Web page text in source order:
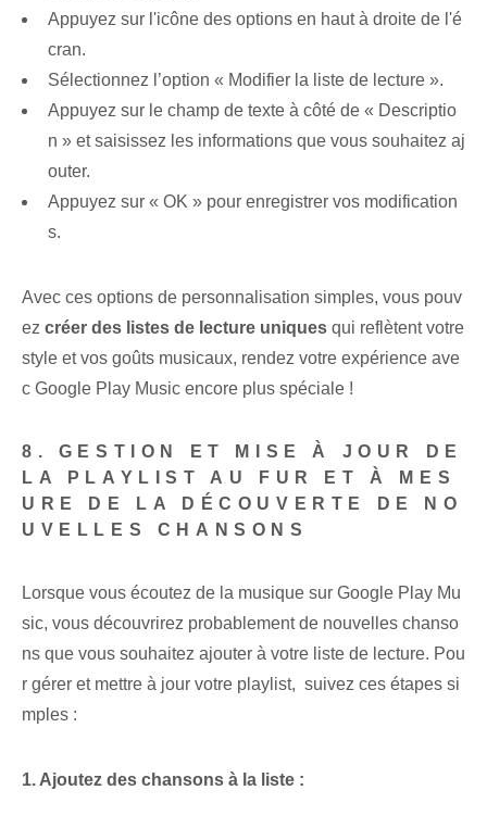
Appuyez sur l'icône des options en haut à droite de l'é
cran.
Sélectionnez l’option « Modifier la liste de lecture ».
Appuyez sur le‌ champ de texte‍ à côté de « Descriptio
n » ‌et‌ saisissez les informations⁤ que vous souhaitez aj
outer.
Appuyez sur « OK » pour enregistrer vos modification
s.
Avec ces options de personnalisation simples, vous pouv
ez créer des listes de lecture uniques qui reflètent votre
style et vos goûts musicaux, rendez votre expérience ave
c Google Play Music encore plus spéciale !
8. GESTION ET MISE À JOUR DE
LA PLAYLIST AU FUR ET À MES
URE DE LA DÉCOUVERTE DE NO
UVELLES CHANSONS
Lorsque vous écoutez de la musique sur Google Play‌ Mu
sic, vous découvrirez probablement de nouvelles chanso
ns que vous souhaitez ajouter à votre liste de lecture. Pou
r gérer⁢ et mettre à jour votre playlist, ⁤ suivez ces étapes si
mples :
1. Ajoutez des chansons à la liste :